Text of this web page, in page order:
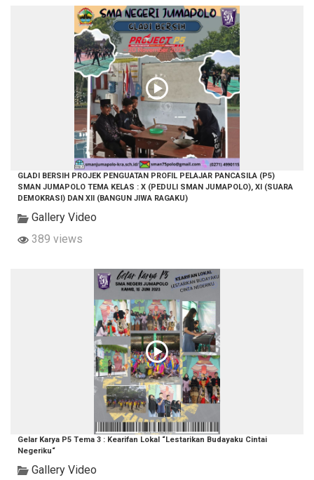
GLADI BERSIH PROJEK PENGUATAN PROFIL PELAJAR PANCASILA (P5)
SMAN JUMAPOLO TEMA KELAS : X (PEDULI SMAN JUMAPOLO), XI (SUARA
DEMOKRASI) DAN XII (BANGUN JIWA RAGAKU)
Gallery Video
389 views
Gelar Karya P5 Tema 3 : Kearifan Lokal “Lestarikan Budayaku Cintai
Negeriku“
Gallery Video